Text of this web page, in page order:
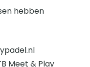
hebben
Meet & Play